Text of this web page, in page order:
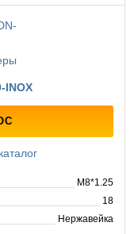
INOX
M8*1.25
18
Нержавейка